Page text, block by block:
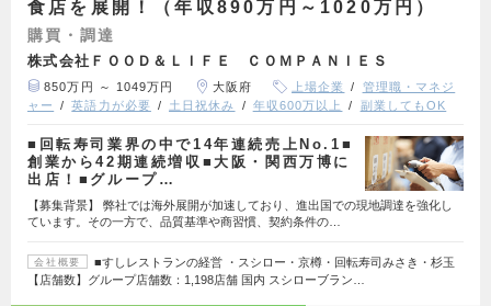
食店を展開！（年収890万円～1020万円）
購買・調達
株式会社ＦＯＯＤ＆ＬＩＦＥ ＣＯＭＰＡＮＩＥＳ
850万円 ～ 1049万円 大阪府 上場企業
管理職・マネジ
ャー
英語力が必要 土日祝休み 年収600万以上 副業してもOK
■回転寿司業界の中で14年連続売上No.1■
創業から42期連続増収■大阪・関西万博に
出店！■グループ…
【募集背景】 弊社では海外展開が加速しており、進出国での現地調達を強化し
ています。その一方で、品質基準や商習慣、契約条件の…
会社概要
■すしレストランの経営 ・スシロー・京樽・回転寿司みさき・杉玉
【店舗数】グループ店舗数：1,198店舗 国内 スシローブラン…